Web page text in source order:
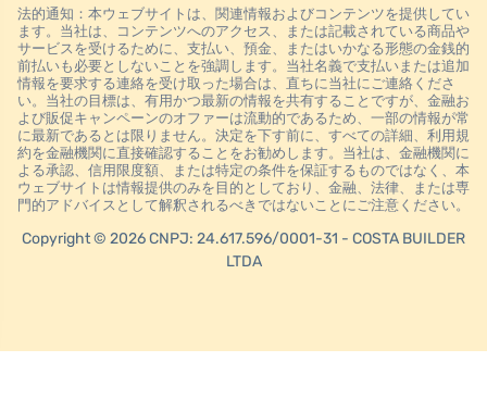
法的通知：本ウェブサイトは、関連情報およびコンテンツを提供してい
ます。当社は、コンテンツへのアクセス、または記載されている商品や
サービスを受けるために、支払い、預金、またはいかなる形態の金銭的
前払いも必要としないことを強調します。当社名義で支払いまたは追加
情報を要求する連絡を受け取った場合は、直ちに当社にご連絡くださ
い。当社の目標は、有用かつ最新の情報を共有することですが、金融お
よび販促キャンペーンのオファーは流動的であるため、一部の情報が常
に最新であるとは限りません。決定を下す前に、すべての詳細、利用規
約を金融機関に直接確認することをお勧めします。当社は、金融機関に
よる承認、信用限度額、または特定の条件を保証するものではなく、本
ウェブサイトは情報提供のみを目的としており、金融、法律、または専
門的アドバイスとして解釈されるべきではないことにご注意ください。
Copyright © 2026 CNPJ: 24.617.596/0001-31 - COSTA BUILDER
LTDA